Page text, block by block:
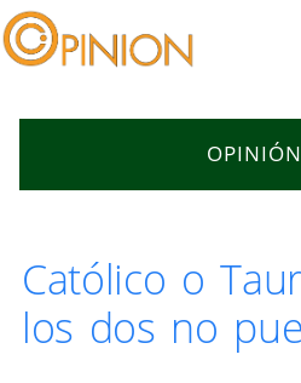
OPINIÓN
Católico o
los dos no